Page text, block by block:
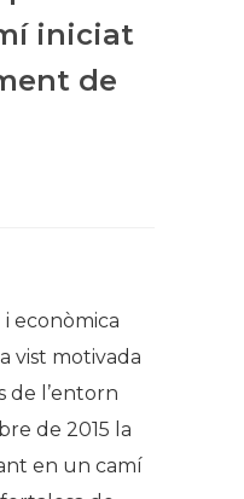
iniciat
de
i econòmica
vist motivada
de l’entorn
de 2015 la
en un camí